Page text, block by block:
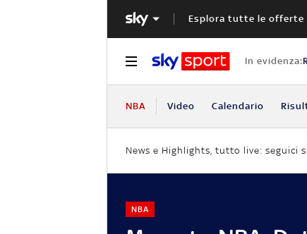
Esplora tutte le offerte
In evidenza:
NBA Video Calendario
News e Highlights, tutto live: seguici
NBA